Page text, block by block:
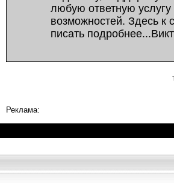
любую ответную
возможностей. Здесь к
писать
Реклама: